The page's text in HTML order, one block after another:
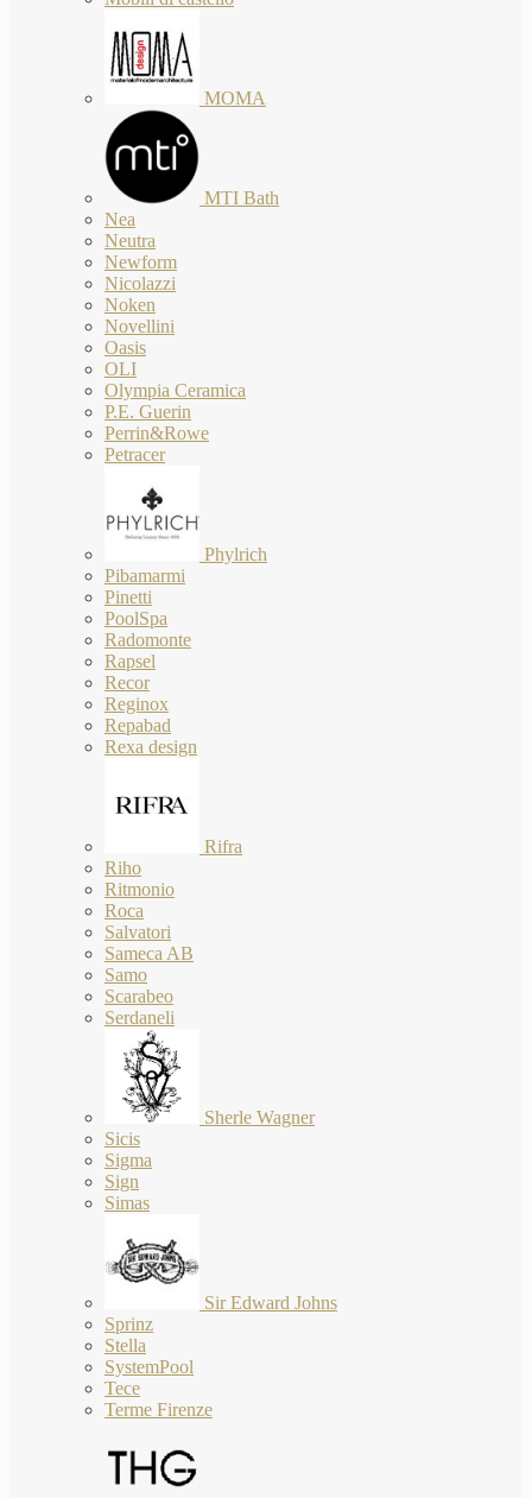
MOMA
MTI Bath
Nea
Neutra
Newform
Nicolazzi
Noken
Novellini
Oasis
OLI
Olympia Ceramica
P.E. Guerin
Perrin&Rowe
Petracer
Phylrich
Pibamarmi
Pinetti
PoolSpa
Radomonte
Rapsel
Recor
Reginox
Repabad
Rexa design
Rifra
Riho
Ritmonio
Roca
Salvatori
Sameca AB
Samo
Scarabeo
Serdaneli
Sherle Wagner
Sicis
Sigma
Sign
Simas
Sir Edward Johns
Sprinz
Stella
SystemPool
Tece
Terme Firenze